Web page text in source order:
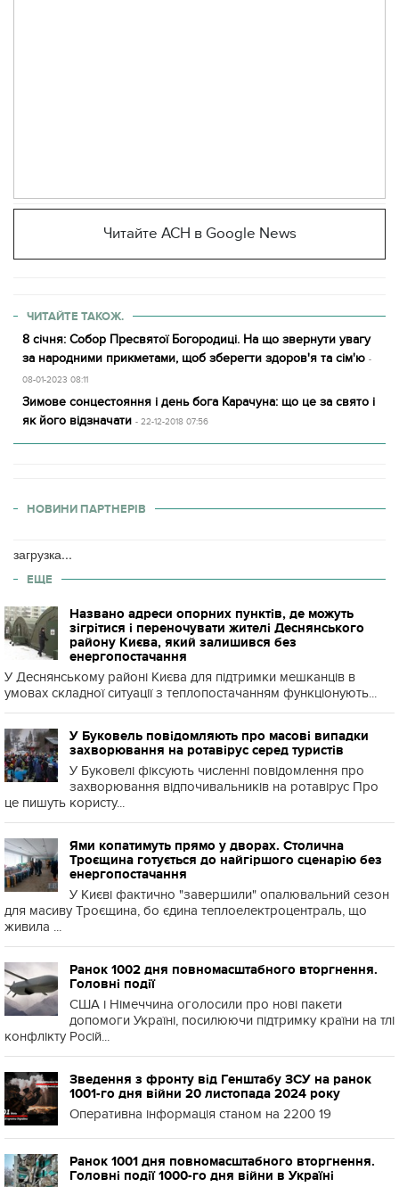
Читайте АСН в Google News
ЧИТАЙТЕ ТАКОЖ.
8 січня: Собор Пресвятої Богородиці. На що звернути увагу
за народними прикметами, щоб зберегти здоров'я та сім'ю -
08-01-2023 08:11
Зимове сонцестояння і день бога Карачуна: що це за свято і
як його відзначати - 22-12-2018 07:56
НОВИНИ ПАРТНЕРІВ
загрузка...
ЕЩЕ
Названо адреси опорних пунктів, де можуть
зігрітися і переночувати жителі Деснянського
району Києва, який залишився без
енергопостачання
У Деснянському районі Києва для підтримки мешканців в
умовах складної ситуації з теплопостачанням функціонують...
У Буковель повідомляють про масові випадки
захворювання на ротавірус серед туристів
У Буковелі фіксують численні повідомлення про
захворювання відпочивальників на ротавірус Про
це пишуть користу...
Ями копатимуть прямо у дворах. Столична
Троєщина готується до найгіршого сценарію без
енергопостачання
У Києві фактично "завершили" опалювальний сезон
для масиву Троєщина, бо єдина теплоелектроцентраль, що
живила ...
Ранок 1002 дня повномасштабного вторгнення.
Головні події
США і Німеччина оголосили про нові пакети
допомоги Україні, посилюючи підтримку країни на тлі
конфлікту Росій...
Зведення з фронту від Генштабу ЗСУ на ранок
1001-го дня війни 20 листопада 2024 року
Оперативна інформація станом на 2200 19
Ранок 1001 дня повномасштабного вторгнення.
Головні події 1000-го дня війни в Україні